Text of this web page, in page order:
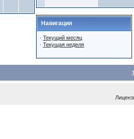
Навигация
· Текущий месяц
· Текущая неделя